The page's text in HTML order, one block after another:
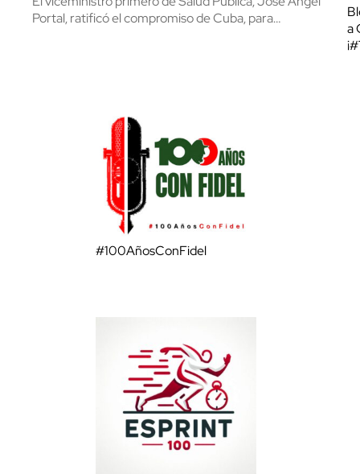
Portal, ratificó el compromiso de Cuba, para…
a
#100AñosConFidel